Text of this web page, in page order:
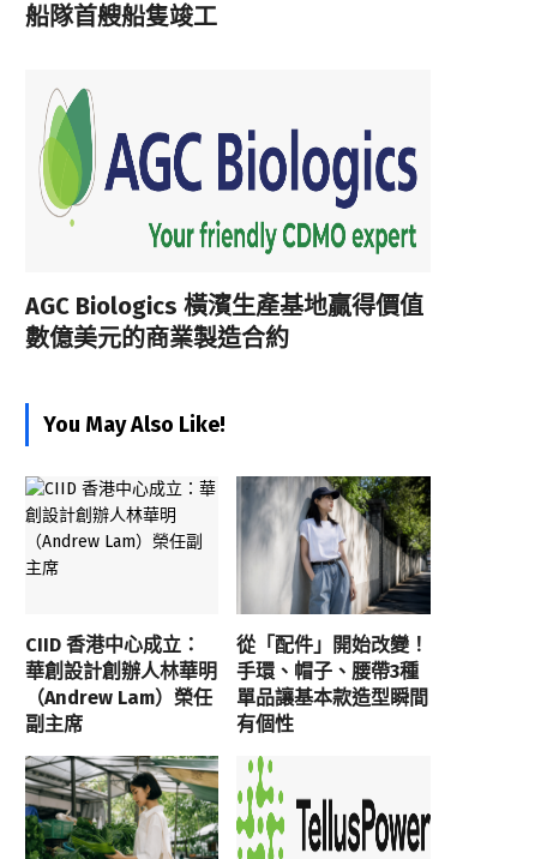
船隊首艘船隻竣工
AGC Biologics 橫濱生產基地贏得價值
數億美元的商業製造合約
You May Also Like!
CIID 香港中心成立：
華創設計創辦人林華明
（Andrew Lam）榮任
副主席
從「配件」開始改變！
手環、帽子、腰帶3種
單品讓基本款造型瞬間
有個性